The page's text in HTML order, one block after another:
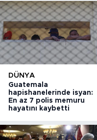
DÜNYA
Guatemala
hapishanelerinde isyan:
En az 7 polis memuru
hayatını kaybetti